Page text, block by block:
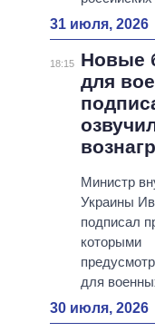
31 июля, 2026
18:15
Новые
для
Министр
Украины
подписал
которыми
для
30 июля, 2026